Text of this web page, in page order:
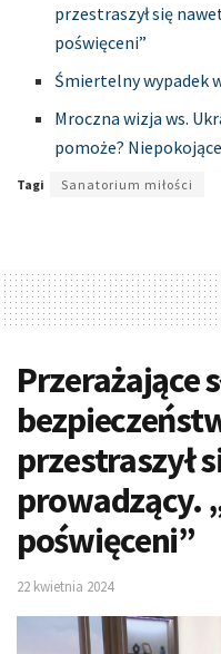
przestraszył się
poświęceni”
Śmiertelny wypadek
Mroczna wizja ws.
pomoże?
Tagi Sanatorium miłości
Przerażające
przestraszył
prowadzący.
poświęceni”
22 kwietnia 2024